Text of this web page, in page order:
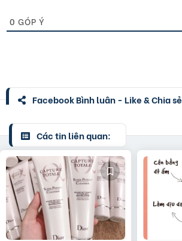
0 GÓP Ý
Facebook Bình luận - Like & Chia sẻ
Các tin liên quan: